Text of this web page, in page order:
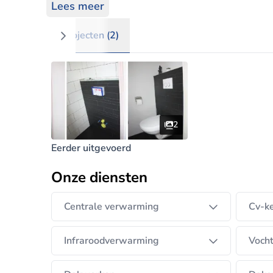
ons gespecialiseerd in het adviseren en
goed binnenklimaat. Op de zakelijke
installatie werkzaamheden.
Lees meer
Projecten (2)
2
Eerder uitgevoerd
Onze diensten
Centrale verwarming Cv-
Infraroodverwarming